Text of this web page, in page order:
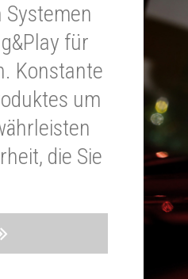
für
Konstante
um
die Sie